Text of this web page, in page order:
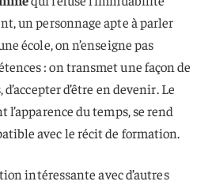
un personnage apte à parler
école, on n’enseigne pas
: on transmet une façon de
d’être en devenir. Le
l’apparence du temps, se rend
avec le récit de formation.
intéressante avec d’autres